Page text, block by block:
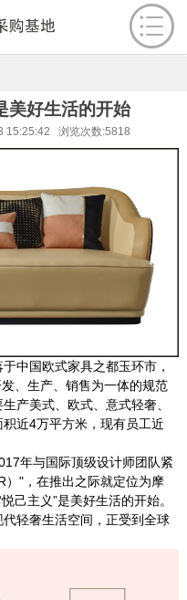
美好生活的开始
15:25:42 浏览次数:5818
中国欧式家具之都玉环市，
、生产、销售为一体的规范
产美式、欧式、意式轻奢、
近4万平方米，现有员工近
年与国际顶级设计师团队紧
）"，在推出之际就定位为摩
己主义”是美好生活的开始。
轻奢生活空间，正受到全球